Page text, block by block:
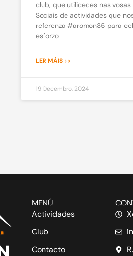
club, que utilicedes nas
Sociais de actividades que
referenza #aromon35 para
esforzo
LER MÁIS >>
19 Decembro, 2024
MENÚ
Actividades
Club
Contacto